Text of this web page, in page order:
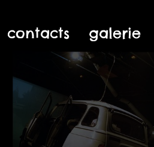
contacts galerie